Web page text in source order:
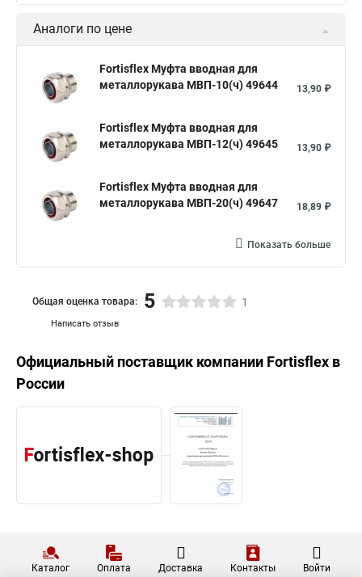
Аналоги по цене
Fortisflex Муфта вводная для
металлорукава МВП-10(ч) 49644
13,90 ₽
Fortisflex Муфта вводная для
металлорукава МВП-12(ч) 49645
13,90 ₽
Fortisflex Муфта вводная для
металлорукава МВП-20(ч) 49647
18,89 ₽
Показать больше
Написать отзыв
Общая оценка товара: 5 1
Официальный поставщик компании Fortisflex в
России
Каталог Оплата Доставка Контакты Войти